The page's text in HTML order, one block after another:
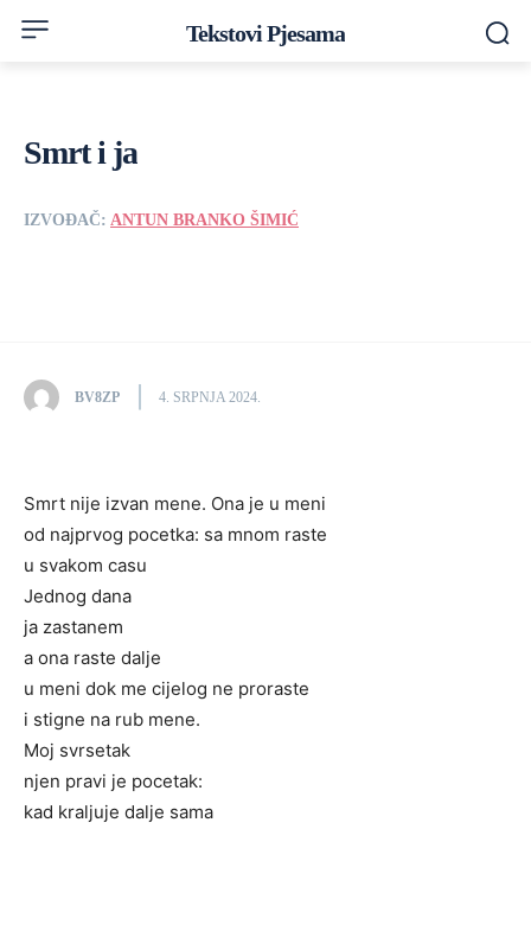
Tekstovi Pjesama
Smrt i ja
IZVOĐAČ: ANTUN BRANKO ŠIMIĆ
BV8ZP 4. SRPNJA 2024.
Smrt nije izvan mene. Ona je u meni
od najprvog pocetka: sa mnom raste
u svakom casu
Jednog dana
ja zastanem
a ona raste dalje
u meni dok me cijelog ne proraste
i stigne na rub mene.
Moj svrsetak
njen pravi je pocetak:
kad kraljuje dalje sama